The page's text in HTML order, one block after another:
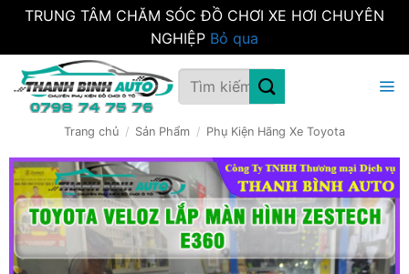
TRUNG TÂM CHĂM SÓC ĐỒ CHƠI XE HƠI CHUYÊN
NGHIỆP Bỏ qua
qua
Tìm
kiếm:
Trang chủ / Sản Phẩm / Phụ Kiện Hãng Xe Toyota